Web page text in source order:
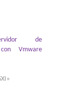
de
Vmware